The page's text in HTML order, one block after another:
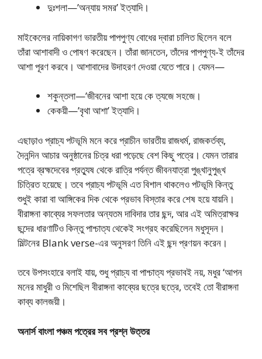
দুঃশলা—’অন্যায় সমর’ ইত্যাদি।
মাইকেলের নায়িকাগণ ভারতীয় পাপপুণ্য বোধের দ্বারা চালিত ছিলেন বলে
তাঁরা আশাবাদী ও পোষণ করেছেন। তাঁরা জানতেন, তাঁদের পাপপুণ্য-ই তাঁদের
আশা পূরণ করবে। আশাবাদের উদাহরণ দেওয়া যেতে পারে। যেমন—
শকুন্তলা—’জীবনের আশা হয়ে কে ত্যজে সহজে।
কেকয়ী—’বৃথা আশা’ ইত্যাদি।
এছাড়াও প্রাচ্য পটভূমি মনে করে প্রাচীন ভারতীয় রাজধর্ম, রাজকর্তব্য,
দৈনন্দিন আচার অনুষ্ঠানের চিত্র ধরা পড়েছে বেশ কিছু পত্রে। যেমন তারার
পত্রে ব্রহ্মদেবের প্রত্যুষ থেকে রাত্রি পর্যন্ত জীবনযাত্রা পুঙ্খানুপুঙ্খ
চিত্রিত হয়েছে। তবে প্রাচ্য পটভূমি এত বিশাল থাকলেও পটভূমি কিন্তু
শুধুই কারা বা আঙ্গিকের দিক থেকে প্রভাব বিস্তার করে শেষ হয়ে যায়নি।
বীরাঙ্গনা কাব্যের সফলতার অন্যতম দাবিদার তার ছন্দ, আর এই অমিত্রাক্ষর
ছন্দের ধারণাটিও কিন্তু পাশ্চাত্য থেকেই সংগ্রহ করেছিলেন মধুসূদন।
মিল্টনের Blank verse-এর অনুসরণ তিনি এই ছন্দ প্রণয়ন করেন।
তবে উপসংহারে বলাই যায়, শুধু প্রাচ্য বা পাশ্চাত্য প্রভাবই নয়, মধুর ‘আপন
মনের মাধুরী ও মিশেছিল বীরাঙ্গনা কাব্যের ছত্রে ছত্রে, তবেই তো বীরাঙ্গনা
কাব্য কালজয়ী।
অনার্স বাংলা পঞ্চম পত্রের সব প্রশ্ন উত্তর